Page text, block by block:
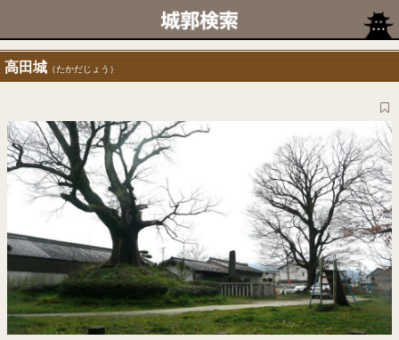
高田城 （たかだじょう）